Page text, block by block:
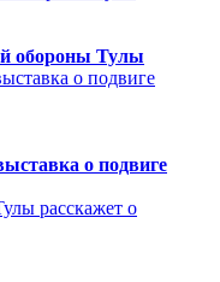
обороны Тулы
о подвиге